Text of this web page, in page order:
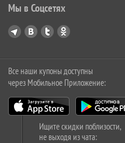
Мы в Соцсетях
Все наши купоны доступны
через Мобильное Приложение:
Ищите скидки поблизости,
не выходя из чата: